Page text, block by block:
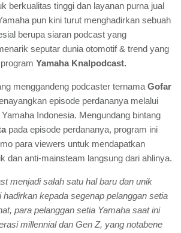
berkualitas tinggi dan layanan purna jual
pun kini turut menghadirkan sebuah
berupa siaran podcast yang
seputar dunia otomotif & trend yang
Yamaha Knalpodcast.
menggandeng podcaster ternamaGofar
episode perdananya melalui
Indonesia. Mengundang bintang
pada episode perdananya, program ini
para viewers untuk mendapatkan
dan anti-mainsteam langsung dari ahlinya.
menjadi salah satu hal baru dan unik
kepada segenap pelanggan setia
para pelanggan setia Yamaha saat ini
millennial dan Gen Z, yang notabene